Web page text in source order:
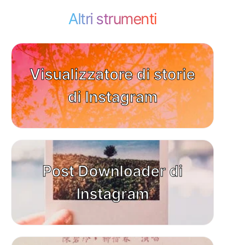
Altri strumenti
Visualizzatore di storie
di Instagram
Post Downloader di
Instagram